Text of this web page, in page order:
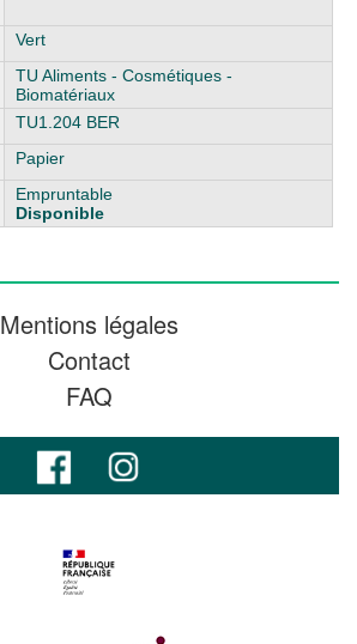
Vert
TU Aliments - Cosmétiques -
Biomatériaux
TU1.204 BER
Papier
Empruntable
Disponible
Mentions légales
Contact
FAQ